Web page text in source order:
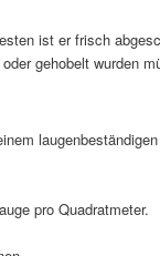
ist er frisch
gehobelt wurden
pro Quadratmeter.